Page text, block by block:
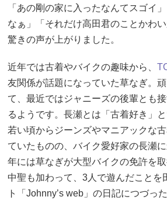
「あの剛の家に入ったなんてスゴイ
なぁ」「それだけ高田君のことかわ
驚きの声が上がりました。
近年では古着やバイクの趣味から、
友関係が話題になっていた草なぎ。
て、最近ではジャニーズの後輩とも
るようです。長瀬とは「古着好き」
若い頃からジーンズやマニアックな
ていたものの、バイク愛好家の長瀬
年には草なぎが大型バイクの免許を
中聖も加わって、3人で遊んだことを
ト「Johnny’s web」の日記につづっ